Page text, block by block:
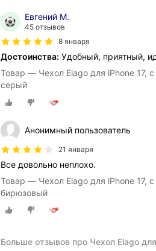
Евгений М.
45 отзывов
8 января
Достоинства: Удобный, приятный,
Товар — Чехол Elago для iPhone 17,
серый
Анонимный пользователь
21 января
Все довольно неплохо.
Товар — Чехол Elago для iPhone 17,
бирюзовый
Больше отзывов про Чехол Elago